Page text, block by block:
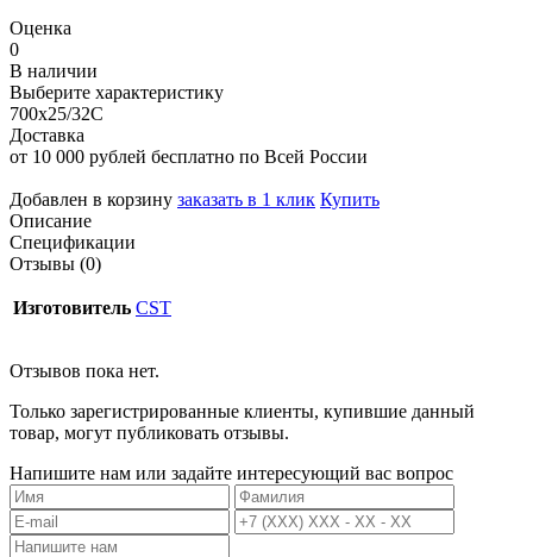
Оценка
0
В наличии
Выберите характеристику
700х25/32С
Доставка
от 10 000 рублей бесплатно по Всей России
Добавлен в корзину заказать в 1 клик Купить
Описание
Спецификации
Отзывы (0)
Изготовитель CST
Отзывов пока нет.
Только зарегистрированные клиенты, купившие данный
товар, могут публиковать отзывы.
Напишите нам или задайте интересующий вас вопрос